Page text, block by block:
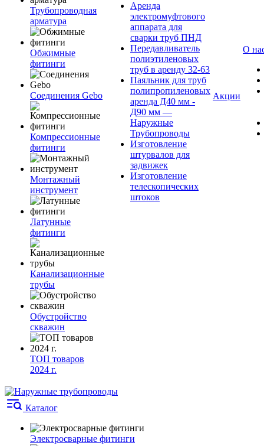
Трубопроводная
арматура
Обжимные
фитинги
Соединения Gebo
Компрессионные
фитинги
Монтажный
инструмент
Латунные
фитинги
Канализационные
трубы
Обустройство
скважин
ТОП товаров
2024 г.
Аренда
электромуфтового
аппарата для
сварки труб ПНД
Передавливатель
полиэтиленовых
труб в аренду 32-63
Паяльник для труб
полипропиленовых
аренда Д40 мм -
Д90 мм —
Наружные
Трубопроводы
Изготовление
штурвалов для
задвижек
Изготовление
телескопических
штоков
Акции
О
Каталог
Электросварные фитинги